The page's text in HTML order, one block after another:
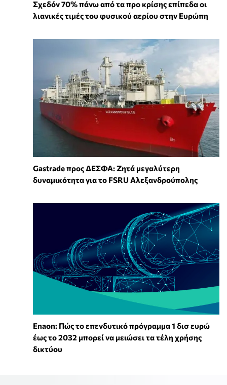
Σχεδόν 70% πάνω από τα προ κρίσης επίπεδα οι
λιανικές τιμές του φυσικού αερίου στην Ευρώπη
Gastrade προς ΔΕΣΦΑ: Ζητά μεγαλύτερη
δυναμικότητα για το FSRU Αλεξανδρούπολης
Enaon: Πώς το επενδυτικό πρόγραμμα 1 δισ ευρώ
έως το 2032 μπορεί να μειώσει τα τέλη χρήσης
δικτύου